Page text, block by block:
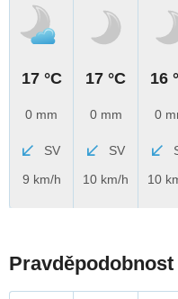
17 °C
0 mm
SV
9 km/h
17 °C
0 mm
SV
10 km/h
16
0
10